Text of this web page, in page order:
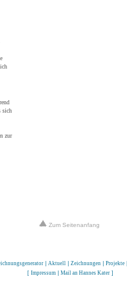
sich
zur
Zum Seitenanfang
| Aktuell| Zeichnungen| Projekte|
[ Impressum Mail an Hannes Kater ]